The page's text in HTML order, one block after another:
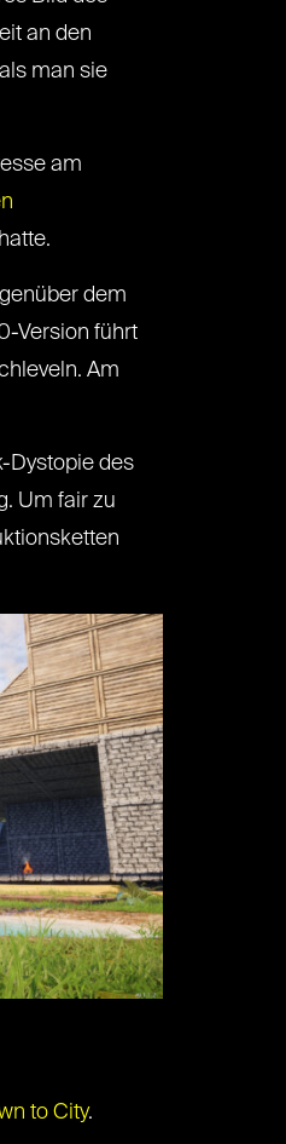
an den
man sie
am
dem
Version führt
Am
Dystopie des
Um fair zu
to City.